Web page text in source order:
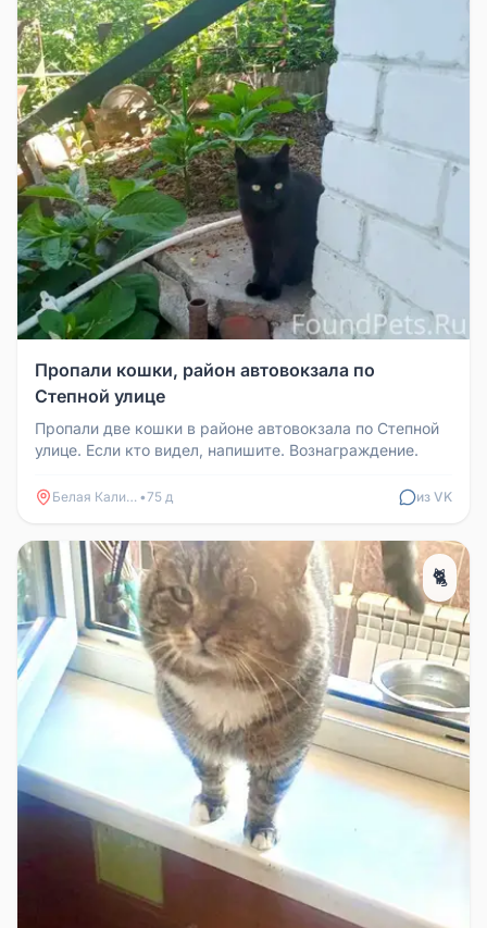
Пропали кошки, район автовокзала по
Степной улице
Пропали две кошки в районе автовокзала по Степной
улице. Если кто видел, напишите. Вознаграждение.
Белая Калитва •75 д из VK
🐈